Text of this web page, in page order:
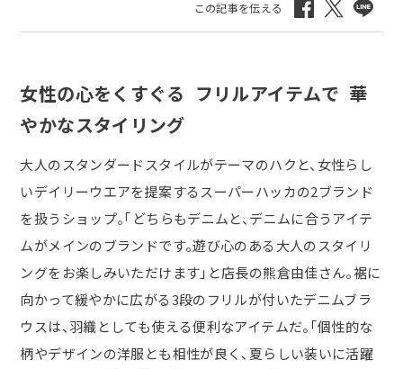
女性の心をくすぐる フリルアイテムで 華
やかなスタイリング
大人のスタンダードスタイルがテーマのハクと、女性らし
いデイリーウエアを提案するスーパーハッカの2ブランド
を扱うショップ。「どちらもデニムと、デニムに合うアイテ
ムがメインのブランドです。遊び心のある大人のスタイリ
ングをお楽しみいただけます」と店長の熊倉由佳さん。裾に
向かって緩やかに広がる3段のフリルが付いたデニムブラ
ウスは、羽織としても使える便利なアイテムだ。「個性的な
柄やデザインの洋服とも相性が良く、夏らしい装いに活躍